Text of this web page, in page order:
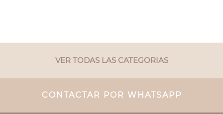
VER TODAS LAS CATEGORIAS
CONTACTAR POR WHATSAPP